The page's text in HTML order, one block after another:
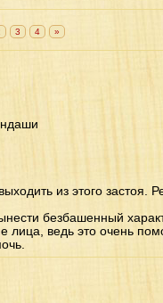
3 4 »
из этого застоя.
безбашенный
лица, ведь это очень